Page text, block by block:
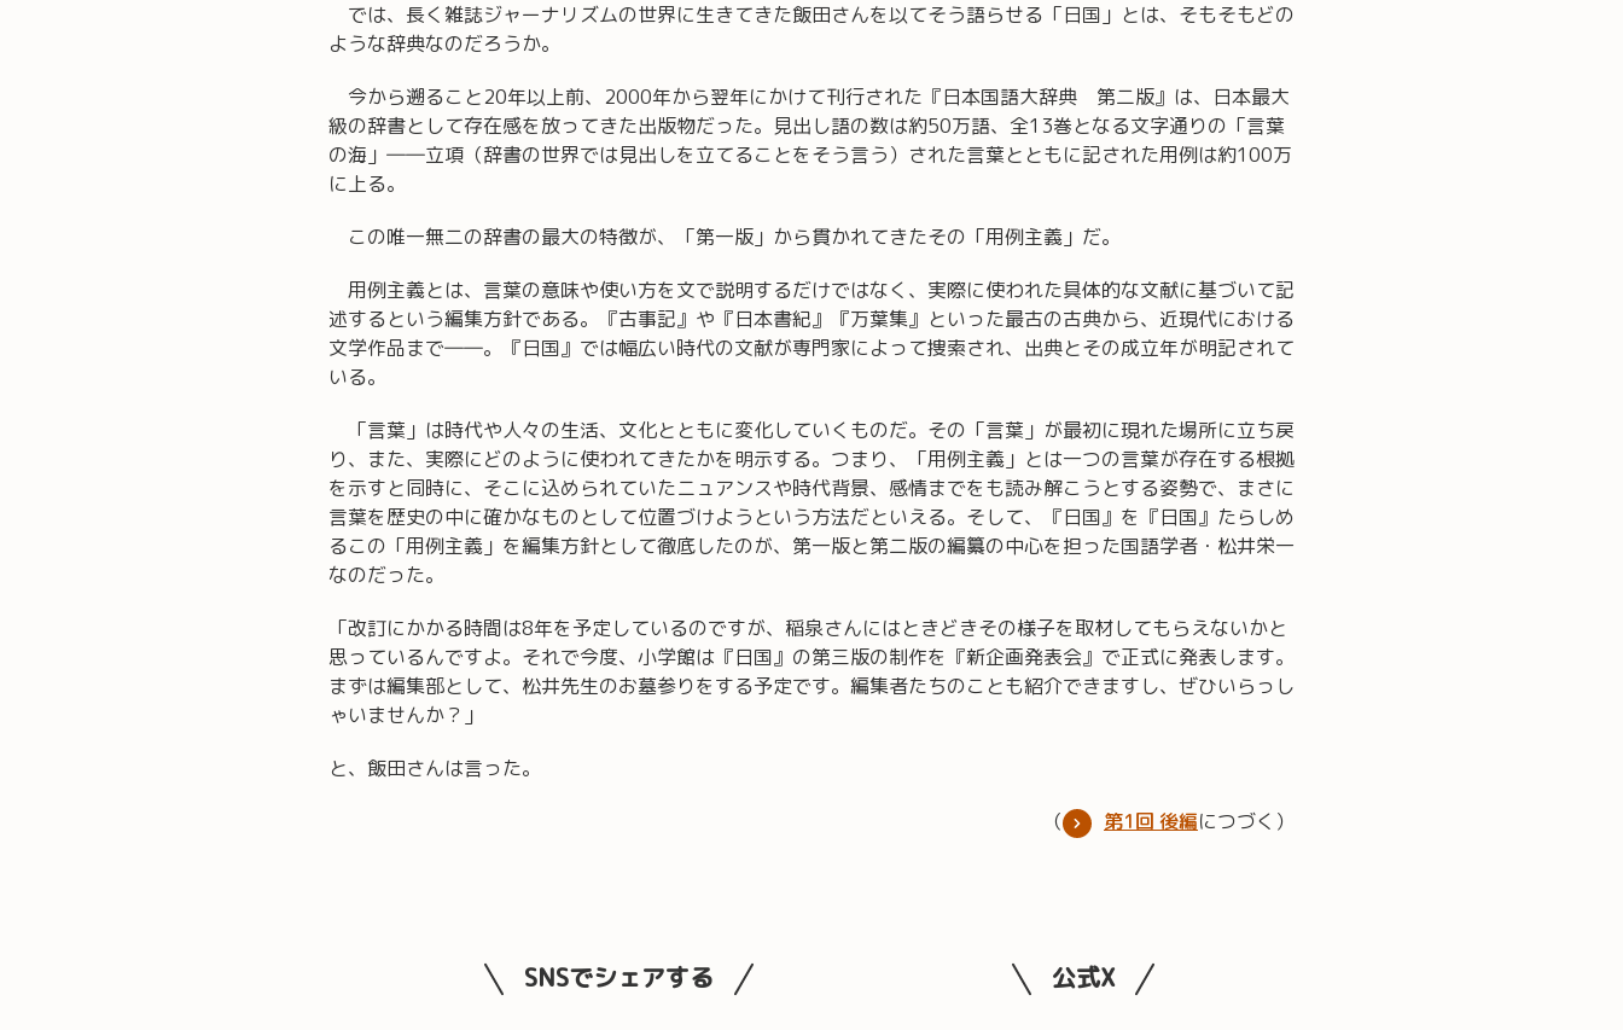
では、長く雑誌ジャーナリズムの世界に生きてきた飯田さんを以てそう語らせる「日国」とは、そもそもどの
ような辞典なのだろうか。
今から遡ること20年以上前、2000年から翌年にかけて刊行された『日本国語大辞典 第二版』は、日本最大
級の辞書として存在感を放ってきた出版物だった。見出し語の数は約50万語、全13巻となる文字通りの「言葉
の海」――立項（辞書の世界では見出しを立てることをそう言う）された言葉とともに記された用例は約100万
に上る。
この唯一無二の辞書の最大の特徴が、「第一版」から貫かれてきたその「用例主義」だ。
用例主義とは、言葉の意味や使い方を文で説明するだけではなく、実際に使われた具体的な文献に基づいて記
述するという編集方針である。『古事記』や『日本書紀』『万葉集』といった最古の古典から、近現代における
文学作品まで――。『日国』では幅広い時代の文献が専門家によって捜索され、出典とその成立年が明記されて
いる。
「言葉」は時代や人々の生活、文化とともに変化していくものだ。その「言葉」が最初に現れた場所に立ち戻
り、また、実際にどのように使われてきたかを明示する。つまり、「用例主義」とは一つの言葉が存在する根拠
を示すと同時に、そこに込められていたニュアンスや時代背景、感情までをも読み解こうとする姿勢で、まさに
言葉を歴史の中に確かなものとして位置づけようという方法だといえる。そして、『日国』を『日国』たらしめ
るこの「用例主義」を編集方針として徹底したのが、第一版と第二版の編纂の中心を担った国語学者・松井栄一
なのだった。
「改訂にかかる時間は8年を予定しているのですが、稲泉さんにはときどきその様子を取材してもらえないかと
思っているんですよ。それで今度、小学館は『日国』の第三版の制作を『新企画発表会』で正式に発表します。
まずは編集部として、松井先生のお墓参りをする予定です。編集者たちのことも紹介できますし、ぜひいらっし
ゃいませんか？」
と、飯田さんは言った。
（
第1回 後編につづく）
SNSでシェアする 公式X